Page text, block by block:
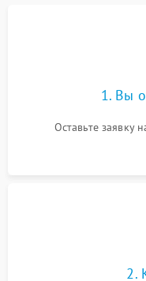
1. Вы
Оставьте заявку
2.